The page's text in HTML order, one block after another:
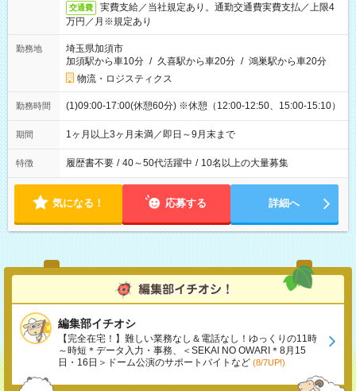
交通費
実費支給／当社規定あり。通勤交通費実費支払／上限4
万円／月※規定あり
勤務地
埼玉県加須市
加須駅から車10分 / 久喜駅から車20分 / 鴻巣駅から車20分
物流・ロジスティクス
勤務時間 (1)09:00-17:00(休憩60分) ※休憩（12:00-12:50、15:00-15:10）
期間 1ヶ月以上3ヶ月未満／即日～9月末まで
特徴 履歴書不要 / 40～50代活躍中 / 10名以上の大量募集
気になる！ 応募する 詳細へ
編集部イチオシ
【完全在宅！】難しい業務なし＆電話なし！ゆっくりの11時
～時短＊データ入力・事務、＜SEKAI NO OWARI＊8月15
日・16日＞ドーム公演のサポートバイトなど (8/7UP!)